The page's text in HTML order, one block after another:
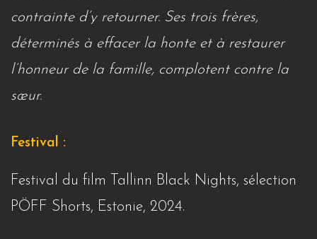
contrainte d’y retourner. Ses trois frères,
déterminés à effacer la honte et à restaurer
l’honneur de la famille, complotent contre la
sœur.
Festival :
Festival du film Tallinn Black Nights, sélection
PÖFF Shorts, Estonie, 2024.